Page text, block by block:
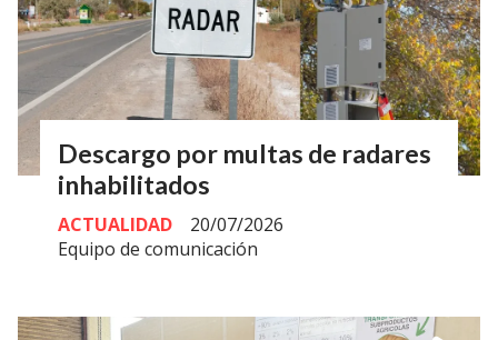
Descargo por multas de radares
inhabilitados
Equipo de comunicación
ACTUALIDAD 20/07/2026